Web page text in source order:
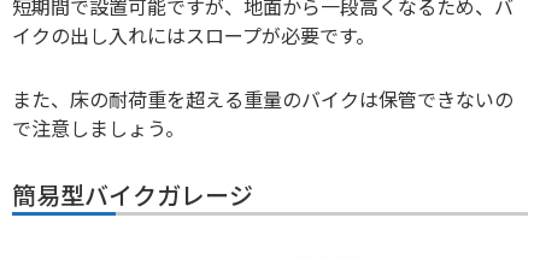
短期間で設置可能ですが、地面から一段高くなるため、バ
イクの出し入れにはスロープが必要です。
また、床の耐荷重を超える重量のバイクは保管できないの
で注意しましょう。
簡易型バイクガレージ